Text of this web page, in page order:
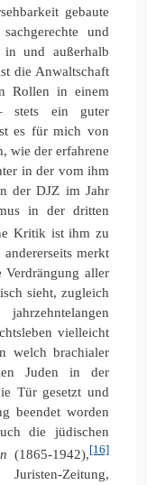
gebaute
und
in und außerhalb
die Anwaltschaft
Rollen in einem
stets ein guter
es für mich von
wie der erfahrene
in der vom ihm
der DJZ im Jahr
in der dritten
Kritik ist ihm zu
merkt
Verdrängung aller
sieht, zugleich
vielleicht
welch brachialer
Juden in der
Tür gesetzt und
beendet worden
die jüdischen
(1865-1942),[16]
Zeitung,